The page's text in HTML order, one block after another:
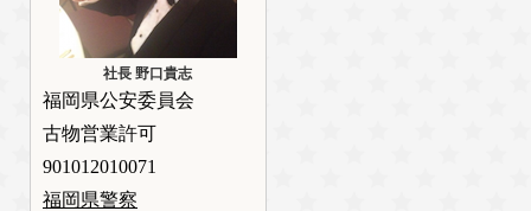
社長 野口貴志
福岡県公安委員会
古物営業許可
901012010071
福岡県警察